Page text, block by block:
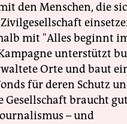
den Menschen, die
mit "Alles beginnt
unterstützt
Orte und baut
für deren Schutz
Gesellschaft braucht
– und